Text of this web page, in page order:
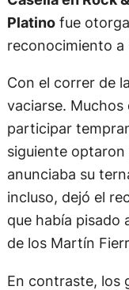
Platinofue
reconocimiento
Con el correr de
vaciarse. Muchos
participar
siguiente
anunciaba su
incluso, dejó el
que había pisado
de los Martín
En contraste, los